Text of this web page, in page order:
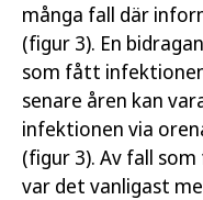
många fall där
(figur 3). En
som fått
senare åren kan
infektionen via
(figur 3). Av fall
var det vanligast